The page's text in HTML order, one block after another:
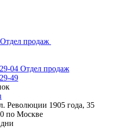
Отдел продаж
04 Отдел продаж
49
Революции 1905 года, 35
по Москве